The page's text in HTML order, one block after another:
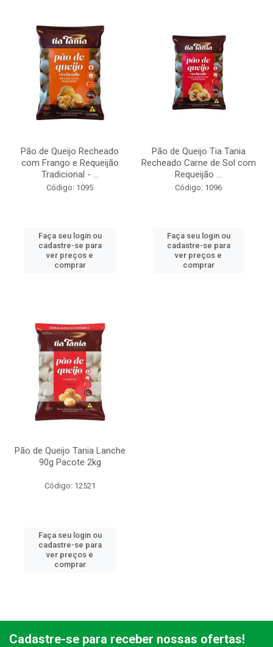
Pão de Queijo Recheado
com Frango e Requeijão
Tradicional - ...
Código: 1095
Faça seu login ou
cadastre-se para
ver preços e
comprar
Pão de Queijo Tia Tania
Recheado Carne de Sol com
Requeijão ...
Código: 1096
Faça seu login ou
cadastre-se para
ver preços e
comprar
Pão de Queijo Tania Lanche
90g Pacote 2kg
Código: 12521
Faça seu login ou
cadastre-se para
ver preços e
comprar
Cadastre-se para receber nossas ofertas!